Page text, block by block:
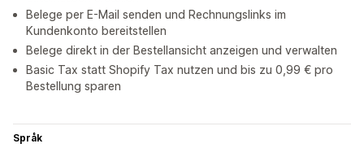
Belege per E-Mail senden und Rechnungslinks im
Kundenkonto bereitstellen
Belege direkt in der Bestellansicht anzeigen und verwalten
Basic Tax statt Shopify Tax nutzen und bis zu 0,99 € pro
Bestellung sparen
Språk